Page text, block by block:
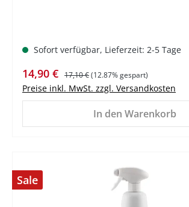
Sofort verfügbar, Lieferzeit: 2-5 Tage
Verkaufspreis:
14,90 € Regulärer Preis:
17,10 €(12.87% gespart)
Preise inkl. MwSt. zzgl. Versandkosten
In den Warenkorb
Sale